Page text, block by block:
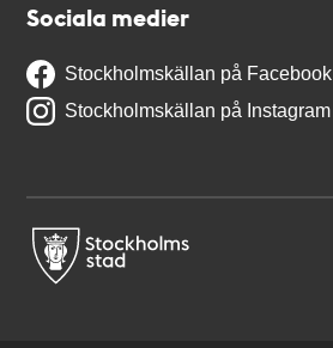
Sociala medier
Stockholmskällan på Facebook
Stockholmskällan på Instagram